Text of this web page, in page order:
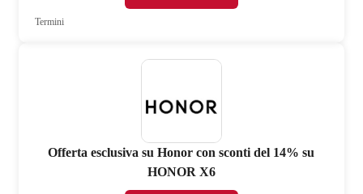
Termini
Offerta esclusiva su Honor con sconti del 14% su
HONOR X6